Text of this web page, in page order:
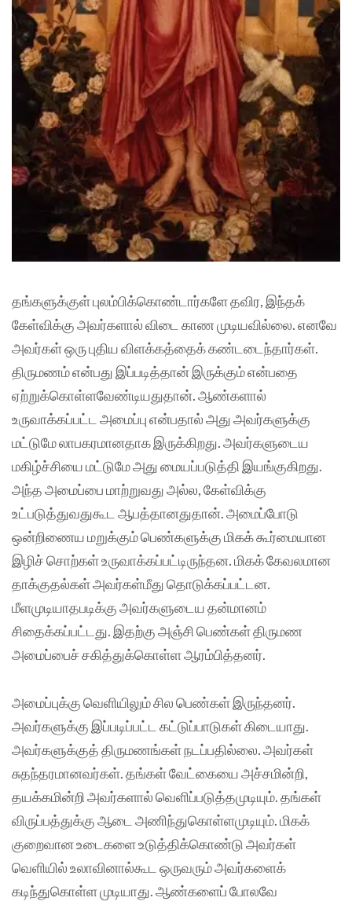
தங்களுக்குள் புலம்பிக்கொண்டார்களே தவிர, இந்தக்
கேள்விக்கு அவர்களால் விடை காண முடியவில்லை. எனவே
அவர்கள் ஒரு புதிய விளக்கத்தைக் கண்டடைந்தார்கள்.
திருமணம் என்பது இப்படித்தான் இருக்கும் என்பதை
ஏற்றுக்கொள்ளவேண்டியதுதான். ஆண்களால்
உருவாக்கப்பட்ட அமைப்பு என்பதால் அது அவர்களுக்கு
மட்டுமே லாபகரமானதாக இருக்கிறது. அவர்களுடைய
மகிழ்ச்சியை மட்டுமே அது மையப்படுத்தி இயங்குகிறது.
அந்த அமைப்பை மாற்றுவது அல்ல, கேள்விக்கு
உட்படுத்துவதுகூட ஆபத்தானதுதான். அமைப்போடு
ஒன்றிணைய மறுக்கும் பெண்களுக்கு மிகக் கூர்மையான
இழிச் சொற்கள் உருவாக்கப்பட்டிருந்தன. மிகக் கேவலமான
தாக்குதல்கள் அவர்கள்மீது தொடுக்கப்பட்டன.
மீளமுடியாதபடிக்கு அவர்களுடைய தன்மானம்
சிதைக்கப்பட்டது. இதற்கு அஞ்சி பெண்கள் திருமண
அமைப்பைச் சகித்துக்கொள்ள ஆரம்பித்தனர்.
அமைப்புக்கு வெளியிலும் சில பெண்கள் இருந்தனர்.
அவர்களுக்கு இப்படிப்பட்ட கட்டுப்பாடுகள் கிடையாது.
அவர்களுக்குத் திருமணங்கள் நடப்பதில்லை. அவர்கள்
சுதந்தரமானவர்கள். தங்கள் வேட்கையை அச்சமின்றி,
தயக்கமின்றி அவர்களால் வெளிப்படுத்தமுடியும். தங்கள்
விருப்பத்துக்கு ஆடை அணிந்துகொள்ளமுடியும். மிகக்
குறைவான உடைகளை உடுத்திக்கொண்டு அவர்கள்
வெளியில் உலாவினால்கூட ஒருவரும் அவர்களைக்
கடிந்துகொள்ள முடியாது. ஆண்களைப் போலவே